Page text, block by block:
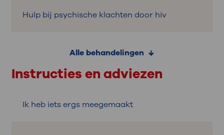
Hulp bij psychische klachten door hiv
Alle behandelingen
Instructies en adviezen
Ik heb iets ergs meegemaakt